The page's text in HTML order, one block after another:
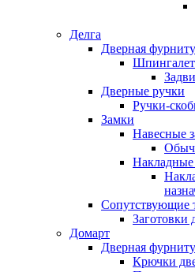
Делга
Дверная
Дверные ручки
Ручки-
Замки
Навесные
Накладные
Сопутствующие
Заготовки
Домарт
Дверная
Крючки